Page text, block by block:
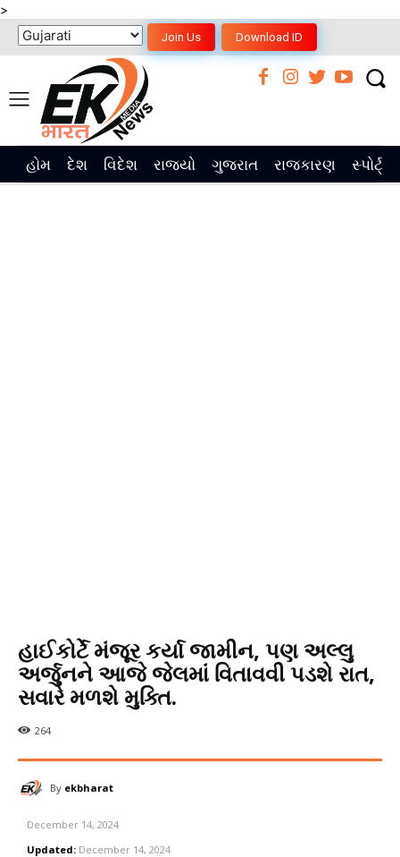
>
Join Us Download ID
હોમ દેશ વિદેશ રાજ્યો ગુજરાત રાજકારણ સ્પોર્ટ્સ
હાઈકોર્ટે મંજૂર કર્યા જામીન, પણ અલ્લુ
અર્જુનને આજે જેલમાં વિતાવવી પડશે રાત,
સવારે મળશે મુક્તિ.
264
By ekbharat
December 14, 2024
Updated: December 14, 2024